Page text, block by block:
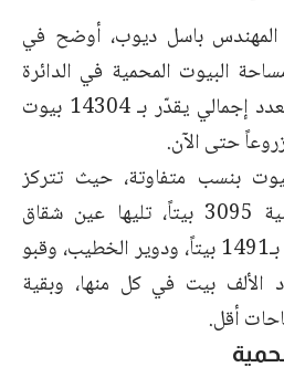
المهندس باسل ديوب، أوضح في
البيوت المحمية في الدائرة
بلغت نحو 522 هكتاراً، بعدد إجمالي يقدّر بـ 14304 بيوت
بنسب متفاوتة، حيث تتركز
الكثافة الأكبر في الراهبية 3095 بيتاً، تليها عين شقاق
بـ1720 بيتاً، ثم الأشرفية بـ1491 بيتاً، ودوير الخطيب، وقبو
الألف بيت في كل منها، وبقية
أقل.